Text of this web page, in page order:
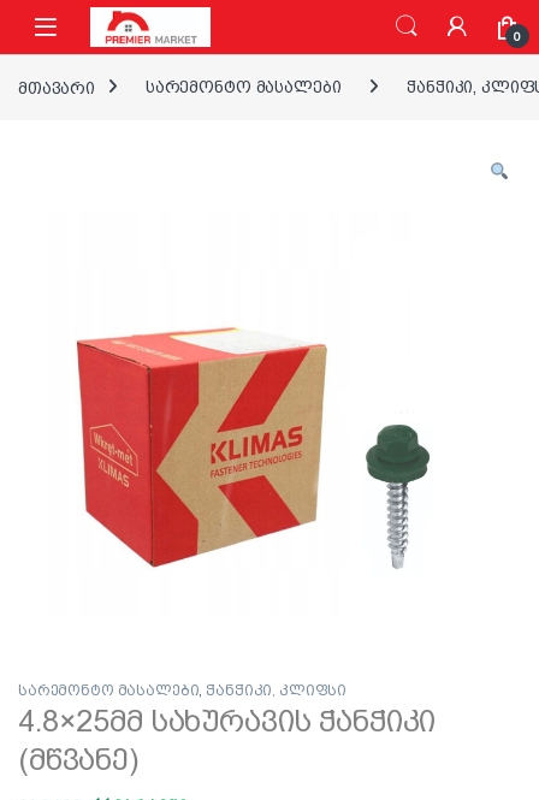
ნავიგაციაზე გადასვლა
შინაარსზე გადასვლა
0
მთავარი სარემონტო მასალები ჭანჭიკი,
სარემონტო მასალები, ჭანჭიკი, კლიფსი
4.8×25მმ სახურავის ჭანჭიკი
(მწვანე)